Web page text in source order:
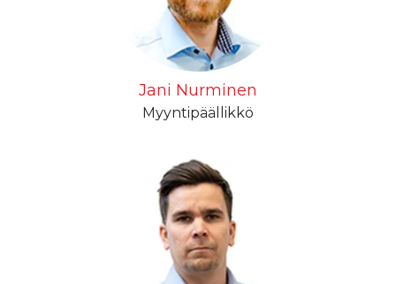
Jani Nurminen
Myyntipäällikkö